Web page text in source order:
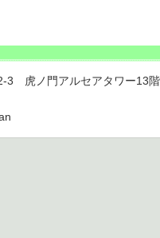
虎ノ門アルセアタワー13